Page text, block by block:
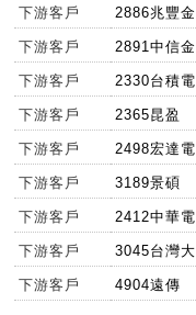
下游客戶 2886兆豐金
下游客戶 2891中信金
下游客戶 2330台積電
下游客戶 2365昆盈
下游客戶 2498宏達電
下游客戶 3189景碩
下游客戶 2412中華電
下游客戶 3045台灣大
下游客戶 4904遠傳